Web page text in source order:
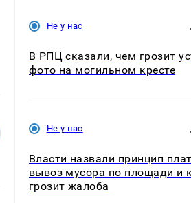
Не у нас
В РПЦ сказали, чем грозит
фото на могильном кресте
Не у нас
Власти назвали принцип
вывоз мусора по площади и
грозит жалоба